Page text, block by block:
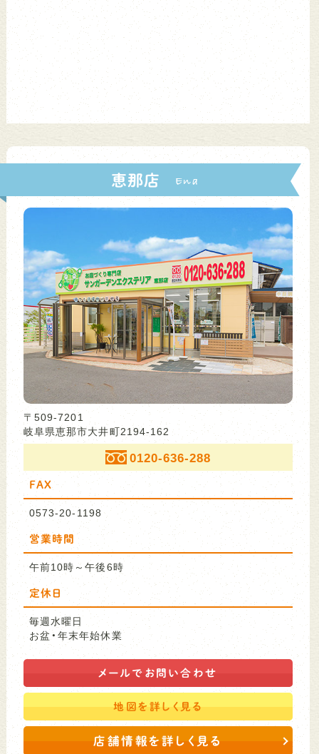
恵那店
〒509-7201
岐阜県恵那市大井町2194-162
0120-636-288
FAX
0573-20-1198
営業時間
午前10時～午後6時
定休日
毎週水曜日
お盆・年末年始休業
メールで お問い合わせ
地図を詳しく見る
店舗情報を詳しく見る